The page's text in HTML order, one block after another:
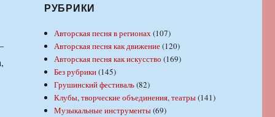
РУБРИКИ
Авторская песня в регионах(107)
Авторская песня как движение(120)
Авторская песня как искусство (169)
Без рубрики(145)
Грушинский фестиваль(82)
Клубы, творческие объединения, театры(141)
Музыкальные инструменты(69)